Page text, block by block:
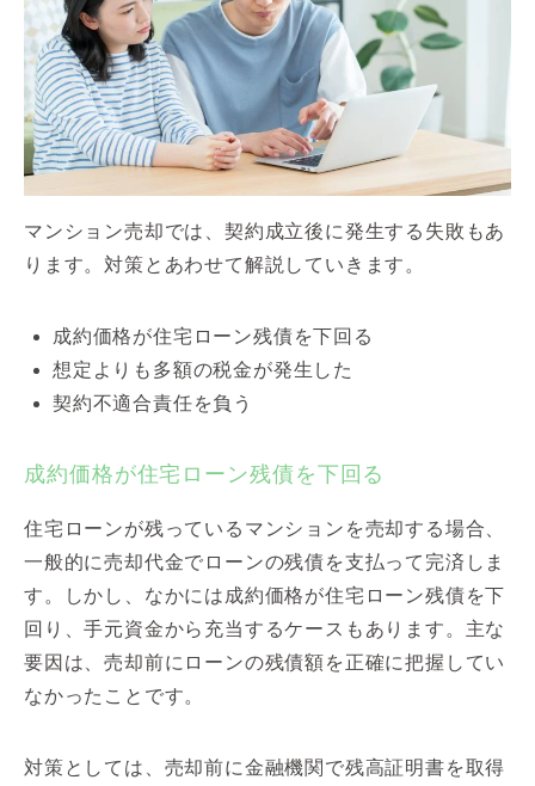
マンション売却では、契約成立後に発生する失敗もあ
ります。対策とあわせて解説していきます。
成約価格が住宅ローン残債を下回る
想定よりも多額の税金が発生した
契約不適合責任を負う
成約価格が住宅ローン残債を下回る
住宅ローンが残っているマンションを売却する場合、
一般的に売却代金でローンの残債を支払って完済しま
す。しかし、なかには成約価格が住宅ローン残債を下
回り、手元資金から充当するケースもあります。主な
要因は、売却前にローンの残債額を正確に把握してい
なかったことです。
対策としては、売却前に金融機関で残高証明書を取得